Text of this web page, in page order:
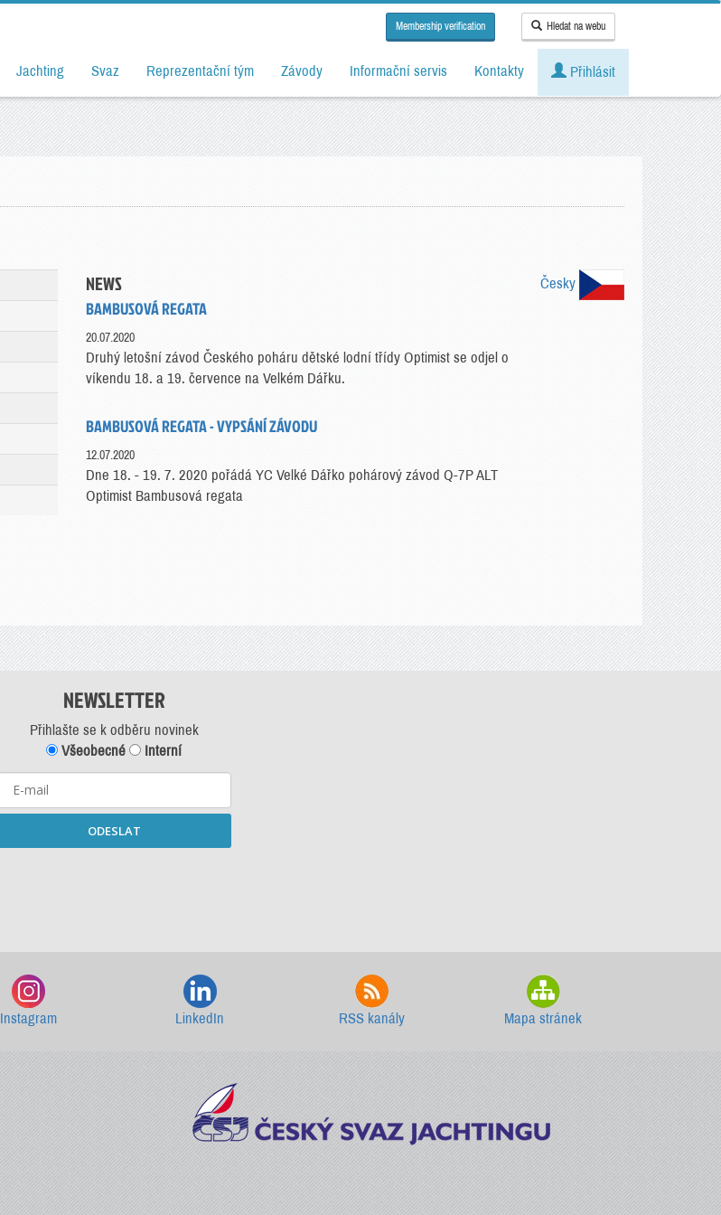
Membership verification Hledat na webu
Jachting Svaz Reprezentační tým Závody Informační servis Kontakty Přihlásit
Česky
NEWS
BAMBUSOVÁ REGATA
20.07.2020
Druhý letošní závod Českého poháru dětské lodní třídy Optimist se odjel o
víkendu 18. a 19. července na Velkém Dářku.
BAMBUSOVÁ REGATA - VYPSÁNÍ ZÁVODU
12.07.2020
Dne 18. - 19. 7. 2020 pořádá YC Velké Dářko pohárový závod Q-7P ALT
Optimist Bambusová regata
NEWSLETTER
Přihlašte se k odběru novinek
Všeobecné
Interní
ODESLAT
Instagram LinkedIn RSS kanály Mapa stránek